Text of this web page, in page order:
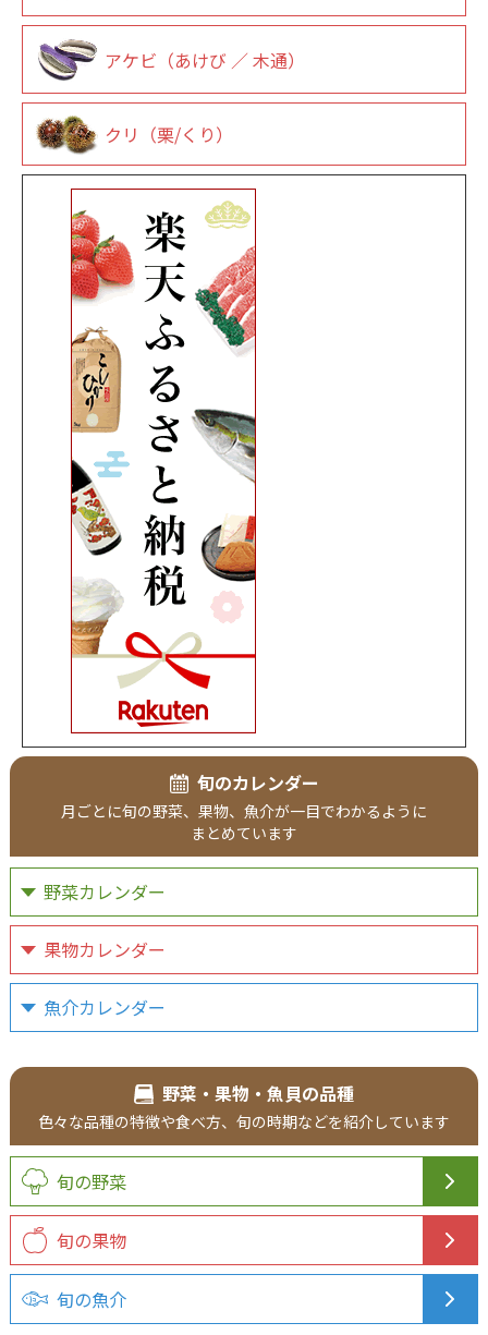
アケビ（あけび ／ 木通）
クリ（栗/くり）
旬のカレンダー
月ごとに旬の野菜、 果物、 魚介が一目でわかるように
まとめています
野菜カレンダー
果物カレンダー
魚介カレンダー
野菜・果物・魚貝の品種
色々な品種の特徴や食べ方、 旬の時期などを紹介しています
旬の野菜
旬の果物
旬の魚介